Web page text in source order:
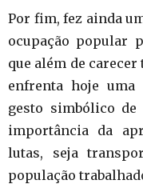
Por fim, fez ainda
ocupação popular
que além de
enfrenta hoje uma
gesto simbólico
importância da
lutas, seja
população